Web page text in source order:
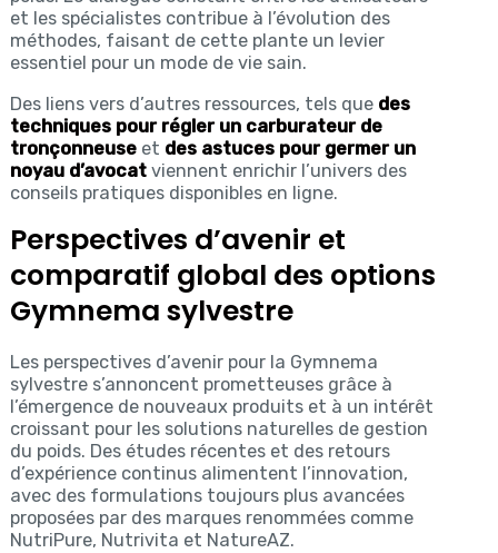
et les spécialistes contribue à l’évolution des
méthodes, faisant de cette plante un levier
essentiel pour un mode de vie sain.
Des liens vers d’autres ressources, tels que des
techniques pour régler un carburateur de
tronçonneuseet des astuces pour germer un
noyau d’avocatviennent enrichir l’univers des
conseils pratiques disponibles en ligne.
Perspectives d’avenir et
comparatif global des options
Gymnema sylvestre
Les perspectives d’avenir pour la Gymnema
sylvestre s’annoncent prometteuses grâce à
l’émergence de nouveaux produits et à un intérêt
croissant pour les solutions naturelles de gestion
du poids. Des études récentes et des retours
d’expérience continus alimentent l’innovation,
avec des formulations toujours plus avancées
proposées par des marques renommées comme
NutriPure, Nutrivita et NatureAZ.